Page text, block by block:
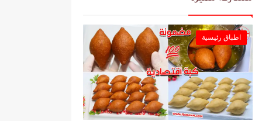
اطباق رئيسية